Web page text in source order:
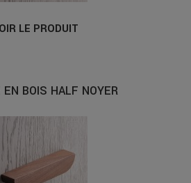
LE PRODUIT
EN BOIS HALF NOYER